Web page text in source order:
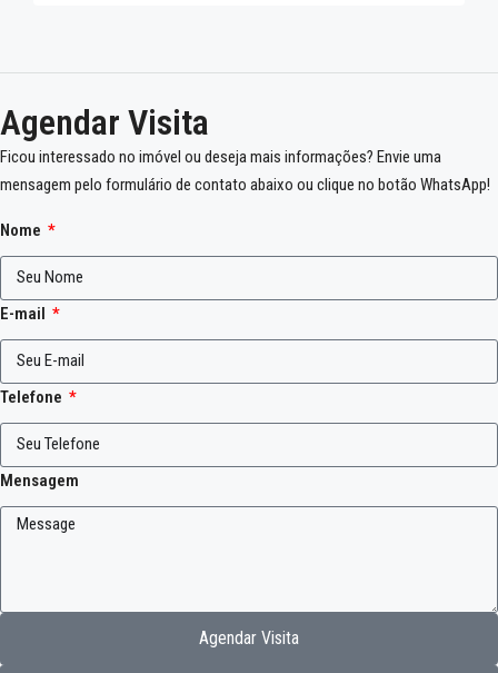
Agendar Visita
Ficou interessado no imóvel ou deseja mais informações? Envie uma
mensagem pelo formulário de contato abaixo ou clique no botão WhatsApp!
Nome
E-mail
Telefone
Mensagem
Agendar Visita